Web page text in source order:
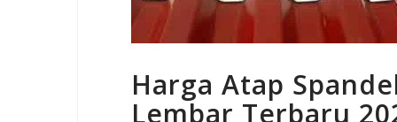
Harga Atap
Lembar Terbaru